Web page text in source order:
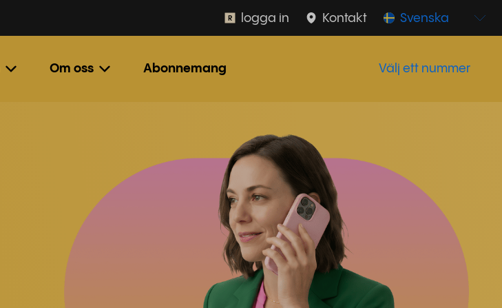
Om oss Abonnemang
Svenska
Kontakt
logga in
Välj ett nummer